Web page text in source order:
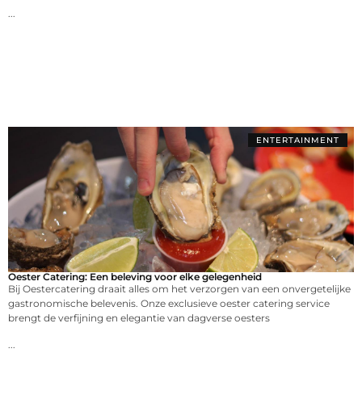
ENTERTAINMENT
Oester Catering: Een beleving voor elke gelegenheid
Bij Oestercatering draait alles om het verzorgen van een onvergetelijke
gastronomische belevenis. Onze exclusieve oester catering service
brengt de verfijning en elegantie van dagverse oesters